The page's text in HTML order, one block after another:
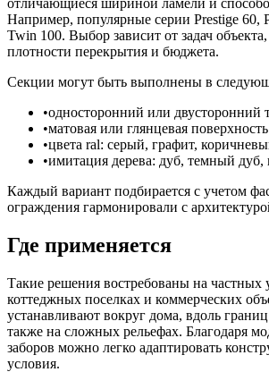
отличающиеся шириной ламели и
Например, популярные серии Prestige 60,
Twin 100. Выбор зависит от задач
плотности перекрытия и бюджета.
Секции могут быть выполнены в
односторонний или двусторонний
матовая или глянцевая поверхность
цвета ral: серый, графит,
имитация дерева: дуб, темный
Каждый вариант подбирается с учетом
ограждения гармонировали с
Где применяется
Такие решения востребованы на частных
коттеджных поселках и коммерческих
устанавливают вокруг дома, вдоль
также на сложных рельефах. Благодаря
заборов можно легко адаптировать
условия.